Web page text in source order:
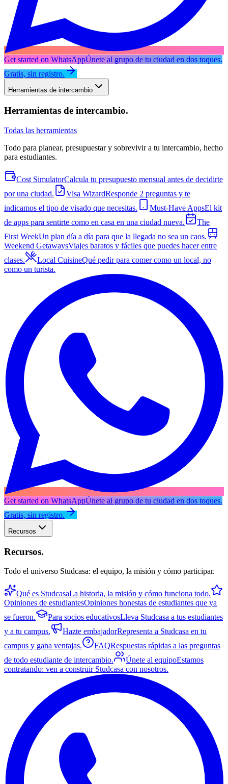
Get started on WhatsAppÚnete al grupo de tu ciudad en dos toques.
Gratis, sin registro.
Herramientas de intercambio
Herramientas de intercambio.
Todas las herramientas
Todo para planear, presupuestar y sobrevivir a tu intercambio, hecho
para estudiantes.
Cost SimulatorCalcula tu presupuesto mensual antes de decidirte
por una ciudad.
Visa WizardResponde 2 preguntas y te
indicamos el tipo de visado que necesitas.
Must-Have AppsEl kit
de apps para sentirte como en casa en una ciudad nueva.
The
First WeekUn plan día a día para que la llegada no sea un caos.
Weekend GetawaysViajes baratos y fáciles que puedes hacer entre
clases.
Local CuisineQué pedir para comer como un local, no
como un turista.
Get started on WhatsAppÚnete al grupo de tu ciudad en dos toques.
Gratis, sin registro.
Recursos
Recursos.
Todo el universo Studcasa: el equipo, la misión y cómo participar.
Qué es StudcasaLa historia, la misión y cómo funciona todo.
Opiniones de estudiantesOpiniones honestas de estudiantes que ya
se fueron.
Para socios educativosLleva Studcasa a tus estudiantes
y a tu campus.
Hazte embajadorRepresenta a Studcasa en tu
campus y gana ventajas.
FAQRespuestas rápidas a las preguntas
de todo estudiante de intercambio.
Únete al equipoEstamos
contratando: ven a construir Studcasa con nosotros.